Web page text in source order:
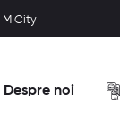
M City
Despre noi